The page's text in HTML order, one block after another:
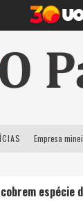
espécie